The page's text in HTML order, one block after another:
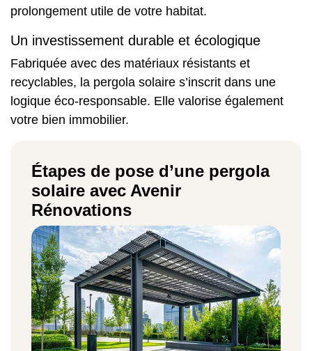
prolongement utile de votre habitat.
Un investissement durable et écologique
Fabriquée avec des matériaux résistants et
recyclables, la pergola solaire s’inscrit dans une
logique éco-responsable. Elle valorise également
votre bien immobilier.
Étapes de pose d’une pergola
solaire avec Avenir
Rénovations